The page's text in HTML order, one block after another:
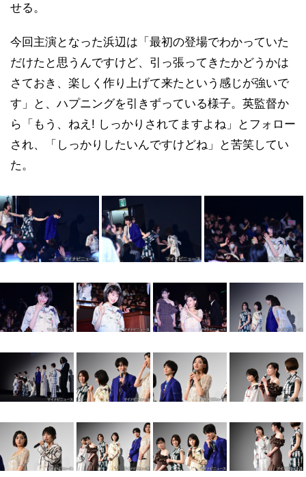
せる。
今回主演となった浜辺は「最初の登場でわかっていた
だけたと思うんですけど、引っ張ってきたかどうかは
さておき、楽しく作り上げて来たという感じが強いで
す」と、ハプニングを引きずっている様子。英監督か
ら「もう、ねえ! しっかりされてますよね」とフォロー
され、「しっかりしたいんですけどね」と苦笑してい
た。